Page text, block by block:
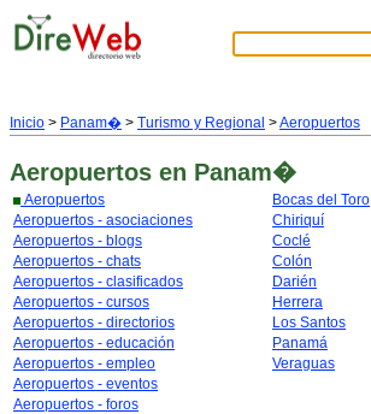
Inicio > Panam� > Turismo y Regional >Aeropuertos
Aeropuertos en Panam�
Aeropuertos
Aeropuertos - asociaciones
Aeropuertos - blogs
Aeropuertos - chats
Aeropuertos - clasificados
Aeropuertos - cursos
Aeropuertos - directorios
Aeropuertos - educación
Aeropuertos - empleo
Aeropuertos - eventos
Aeropuertos - foros
Bocas del Toro
Chiriquí
Coclé
Colón
Darién
Herrera
Los Santos
Panamá
Veraguas